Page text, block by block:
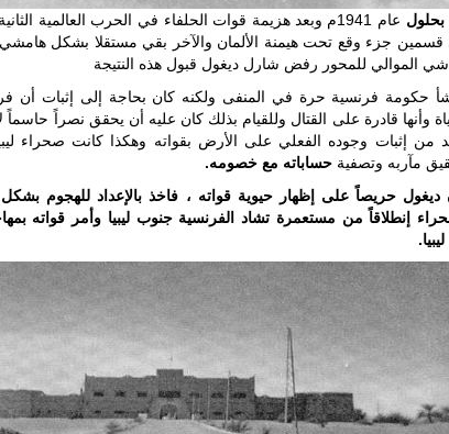
في خطوة
تُوصف بأنها
اختبار عملي
جديد لإمكانية
تقريب
المسافات بين
المؤسستين
العسكريتين في
حضور دولي
تقوده الولايات
أطراف ليبية
منقسمة منذ…
للمزيد
عام 1941م وبعد هزيمة قوات الحلفاء في الحرب العالمية
قسمين جزء وقع تحت هيمنة الألمان والآخر بقي مستقلا بشكل
الموالي للمحور رفض شارل ديغول قبول هذه النتيجة
حكومة فرنسية حرة في المنفى ولكنه كان بحاجة إلى إثبات أن
وأنها قادرة على القتال وللقيام بذلك كان عليه أن يحقق نصراً
من إثبات وجوده الفعلي على الأرض بقواته وهكذا كانت صحراء
مآربه وتصفية حساباته مع خصومه.
ديغول حريصاً على إظهار حيوية قواته ، فاخذ بالإعداد للهجوم
إنطلاقاً من مستعمرة تشاد الفرنسية جنوب ليبيا وأمر قواته